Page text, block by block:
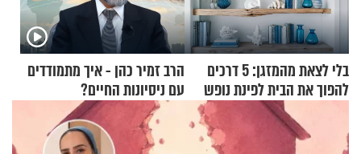
בלי לצאת מהמזגן: 5 דרכים
להפוך את הבית לפינת נופש
הרב זמיר כהן - איך מתמודדים
עם ניסיונות החיים?